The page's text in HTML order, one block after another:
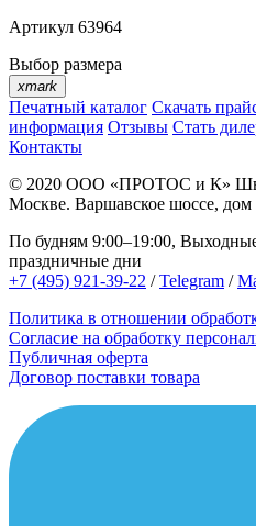
Артикул 63964
Выбор размера
xmark
Печатный каталог Скачать
информация Отзывы Стать
Контакты
© 2020 ООО «ПРОТОС и К»
Москве. Варшавское шоссе, дом
По будням 9:00–19:00,
праздничные дни
+7 (495) 921-39-22 /Telegram /
Политика в отношении
Согласие на обработку
Публичная оферта
Договор поставки товара